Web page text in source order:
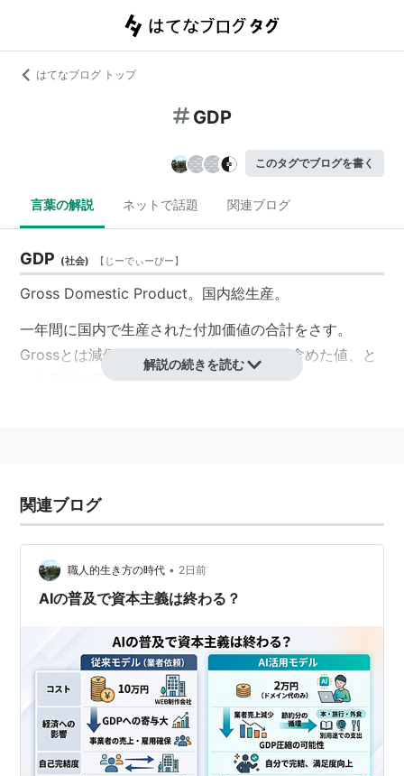
はてなブログ トップ
GDP
このタグでブログを書く
言葉の解説 ネットで話題 関連ブログ
GDP (社会) 【 じーでぃーぴー】
Gross Domestic Product。 国内総生産。
一年間に国内で生産された付加価値の合計をさす。
Grossとは減価償却などの固定資本減耗を含めた値、と
いう意味で国内純生産と区別される。
のは加算対象としない。
たとえば、公害による被害、主婦の家事労働などはGDP
「一年間に国内で…」とは、その国内で行われた生産活
つまり、海外企業の在日支店の生産活動も日本のGDP算
出対象となる。一方、日本人アーティストが一週間、海
外コンサートであげた収益は、日本のGDPには含まな
い。一方国民総生産というときは国内居住者による生産
活動を対象とする。つまり国内企業の海外支店での生産
活動が含まれる。これが「GDP」と「GNP」に乖離が
解説の続きを読む
関連ブログ
職人的生き方の時代 • 2日前
AIの普及で資本主義は終わる？